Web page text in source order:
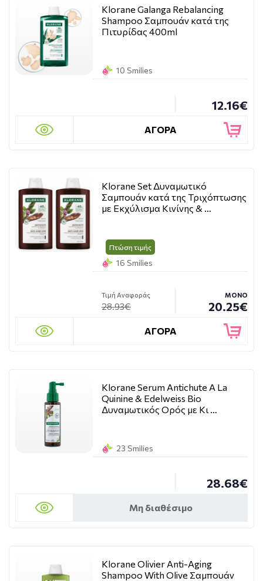
Klorane Galanga Rebalancing
Shampoo Σαμπουάν κατά της
Πιτυρίδας 400ml
10 Smilies
12.16€
ΑΓΟΡΑ
Klorane Set Δυναμωτικό
Σαμπουάν κατά της Τριχόπτωσης
με Εκχύλισμα Κινίνης & …
Πτώση τιμής
16 Smilies
Τιμή Αναφοράς
28.93€
ΜΟΝΟ
20.25€
ΑΓΟΡΑ
Klorane Serum Antichute A La
Quinine & Edelweiss Bio
Δυναμωτικός Ορός με Κι …
23 Smilies
28.68€
Μη διαθέσιμο
Klorane Olivier Anti-Aging
Shampoo With Olive Σαμπουάν